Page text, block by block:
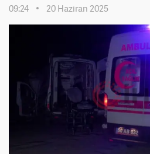
09:24 20 Haziran 2025